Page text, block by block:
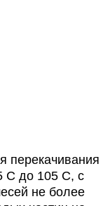
перекачивания
С до 105 С, с
не более